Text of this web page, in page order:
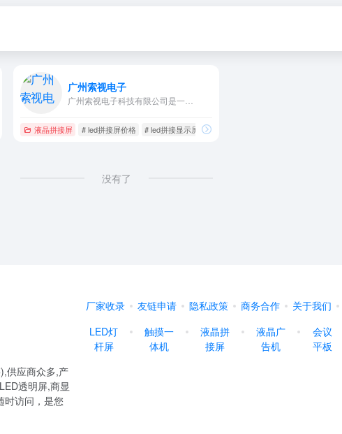
机 # 户外电子阅报栏
广州索视电子
广州索视电子科技有限公司是一…
液晶拼接屏 # led拼接屏价格 # led拼接显示屏 # 户外液晶广告机
没有了
供应商众多,产
透明屏,商显
时访问，是您
厂家收录 友链申请 隐私政策 商务合作 关于我们
LED灯
杆屏
触摸一
体机
液晶拼
接屏
液晶广
告机
会议
平板